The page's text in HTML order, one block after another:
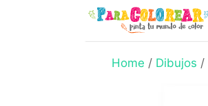
Home / Dibujos /